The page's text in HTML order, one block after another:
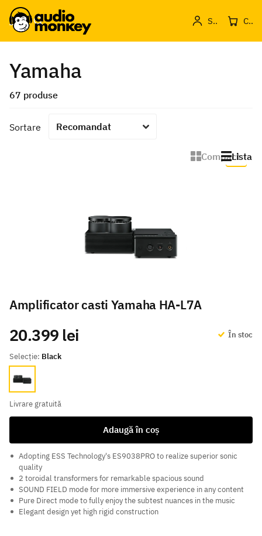
Sign in Cos de produse
Yamaha
67 produse
CompactLista
Sortare
Amplificator casti Yamaha HA-L7A
În stoc
Selecție: Black
Black
Livrare gratuită
20.399 lei
Adaugă în coș
Adopting ESS Technology's ES9038PRO to realize superior sonic
quality
2 toroidal transformers for remarkable spacious sound
SOUND FIELD mode for more immersive experience in any content
Pure Direct mode to fully enjoy the subtest nuances in the music
Elegant design yet high rigid construction